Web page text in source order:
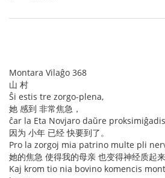
Montara Vilaĝo 368
山 村
Ŝi estis tre zorgo-plena,
她 感到 非常焦急，
ĉar la Eta Novjaro daŭre
因为 小年 已经 快要到了。
Pro la zorgoj mia patrino multe pli
她的焦急 使得我的母亲 也变得神经质起来
Kaj krom tio nia bovino komencis